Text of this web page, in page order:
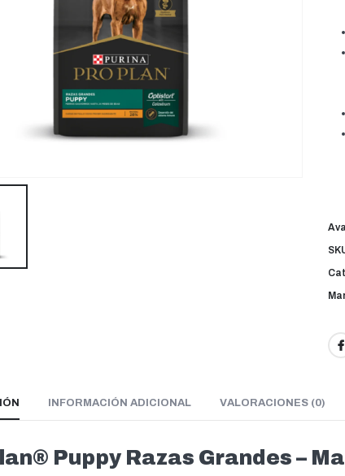
INFORMACIÓN ADICIONAL VALORACIONES (0)
Puppy Razas Grandes –